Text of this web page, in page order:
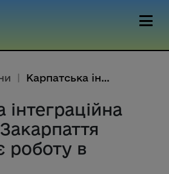
| Карпатська інтеграційна ініціа...
інтеграційна
Закарпаття
роботу в